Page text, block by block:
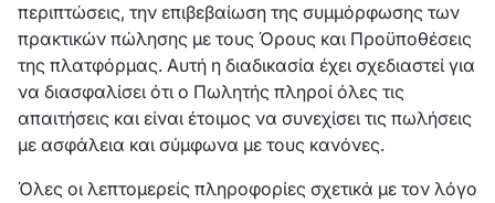
περιπτώσεις, την επιβεβαίωση της συμμόρφωσης των
πρακτικών πώλησης με τους Όρους και Προϋποθέσεις
της πλατφόρμας. Αυτή η διαδικασία έχει σχεδιαστεί για
να διασφαλίσει ότι ο Πωλητής πληροί όλες τις
απαιτήσεις και είναι έτοιμος να συνεχίσει τις πωλήσεις
με ασφάλεια και σύμφωνα με τους κανόνες.
Όλες οι λεπτομερείς πληροφορίες σχετικά με τον λόγο